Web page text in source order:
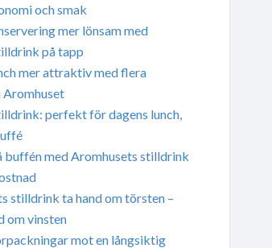
och smak
mer lönsam med
på tapp
mer attraktiv med flera
perfekt för dagens lunch,
buffén med Aromhusets stilldrink
stilldrink ta hand om törsten –
om vinsten
mot en långsiktig